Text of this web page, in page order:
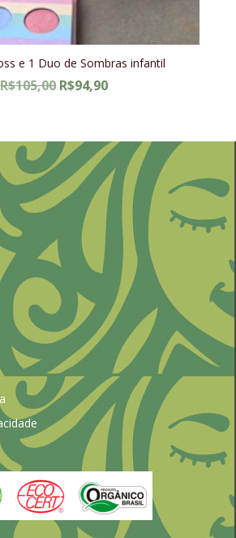
e 1 Duo de Sombras infantil
R$105,00 O
era:
R$105,00.
R$94,90O
é:
R$94,90.